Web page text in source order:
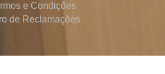
e Condições
de Reclamações